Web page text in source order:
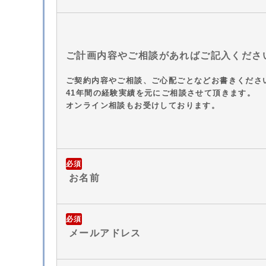
ご計画内容やご相談があればご記入くださ
ご契約内容やご相談、ご心配ごとなどお書きくださ
41年間の経験実績を元にご相談させて頂きます。
オンライン相談もお受けしております。
必須
お名前
必須
メールアドレス